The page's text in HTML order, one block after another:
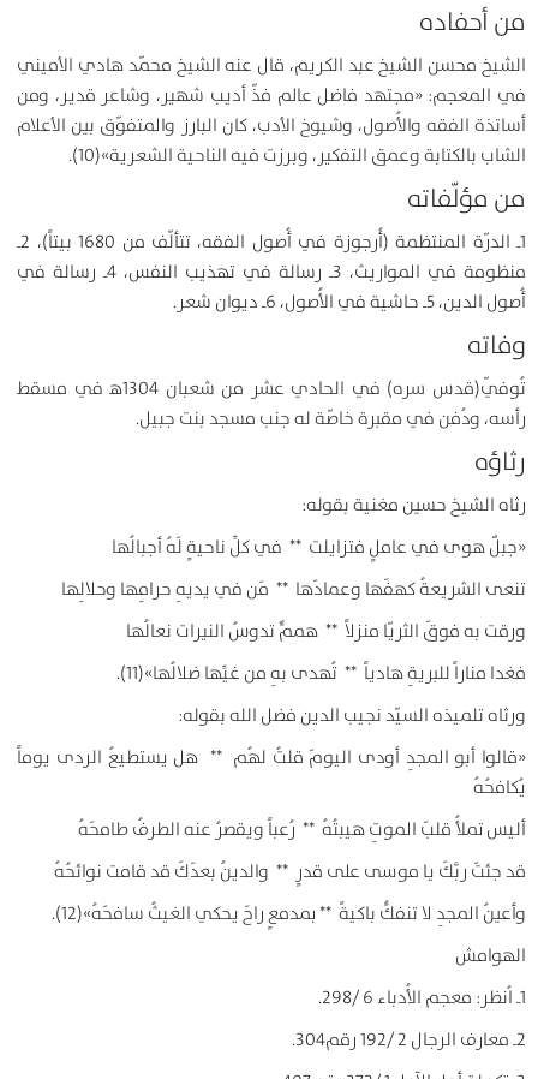
من أحفاده
الشيخ محسن الشيخ عبد الكريم، قال عنه الشيخ محمّد هادي الأميني
في المعجم: «مجتهد فاضل عالم فذّ أديب شهير، وشاعر قدير، ومن
أساتذة الفقه والأُصول، وشيوخ الأدب، كان البارز والمتفوّق بين الأعلام
الشاب بالكتابة وعمق التفكير، وبرزت فيه الناحية الشعرية»(10).
من مؤلّفاته
1ـ الدرّة المنتظمة (أُرجوزة في أُصول الفقه، تتألّف من 1680 بيتاً)، 2ـ
منظومة في المواريث، 3ـ رسالة في تهذيب النفس، 4ـ رسالة في
أُصول الدين، 5ـ حاشية في الأُصول، 6ـ ديوان شعر.
وفاته
تُوفّي(قدس سره) في الحادي عشر من شعبان 1304ﻫ في مسقط
رأسه، ودُفن في مقبرة خاصّة له جنب مسجد بنت جبيل.
رثاؤه
رثاه الشيخ حسين مغنية بقوله:
«جبلٌ هوى في عاملٍ فتزايلت ** في كلِّ ناحيةٍ لَهُ أجبالُها
تنعى الشريعةُ كهفَها وعمادَها ** مَن في يديهِ حرامِها وحلالِها
ورقت به فوقَ الثريّا منزلاً ** هممٌّ تدوسُ النيرات نعالُها
فغدا مناراً للبريةِ هادياً ** تُهدى بهِ من غيِّها ضلالُها»(11).
ورثاه تلميذه السيّد نجيب الدين فضل الله بقوله:
«قالوا أبو المجدِ أودى اليومَ قلتُ لهُم ** هل يستطيعُ الردى يوماً
يُكافحُهُ
أليس تملأُ قلبَ الموتِ هيبتُهُ ** رُعباً ويقصرُ عنه الطرفُ طامحَهُ
قد جئتَ ربَّكَ يا موسى على قدرٍ ** والدينُ بعدَكَ قد قامت نوائحُهُ
وأعينُ المجدِ لا تنفكُّ باكيةً ** بمدمعٍ راحَ يحكي الغيثُ سافحَهُ»(12).
الهوامش
1ـ اُنظر: معجم الأُدباء 6 /298.
2ـ معارف الرجال 2 /192 رقم304.